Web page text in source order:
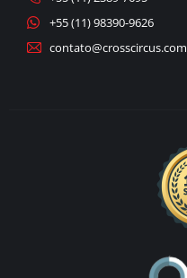
+55 (11) 98390-9626
contato@crosscircus.com